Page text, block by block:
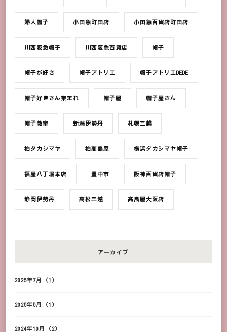
婦人帽子 小田急町田店 小田急百貨店町田店
川西阪急帽子 川西阪急百貨店 帽子
帽子が好き 帽子アトリエ 帽子アトリエDEDE
帽子好きさん集まれ 帽子屋 帽子屋さん
帽子教室 新潟伊勢丹 札幌三越
柏タカシマヤ 柏髙島屋 横浜タカシマヤ帽子
福屋八丁堀本店 豊中市 阪神百貨店帽子
静岡伊勢丹 高松三越 髙島屋大阪店
アーカイブ
2025年7月 (1)
2025年5月 (1)
2024年10月 (2)